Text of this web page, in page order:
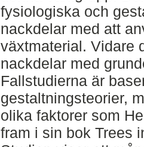
fysiologiska och
nackdelar med att
växtmaterial. Vidare
nackdelar med
Fallstudierna är
gestaltningsteorier,
olika faktorer som
fram i sin bok Trees